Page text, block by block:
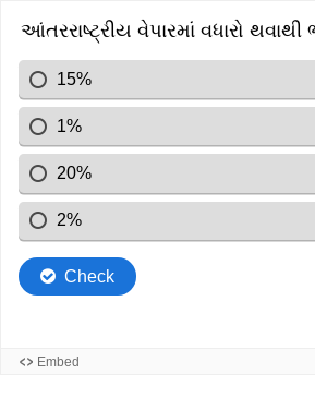
આંતરરાષ્ટ્રીય વેપારમાં વધારો
15%
1%
20%
2%
Check
Embed